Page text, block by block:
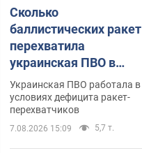
Сколько
баллистических ракет
перехватила
украинская ПВО в
июле: в Минобороны
назвали цифру
Украинская ПВО работала в
условиях дефицита ракет-
перехватчиков
7.08.2026 15:09 5,7 т.